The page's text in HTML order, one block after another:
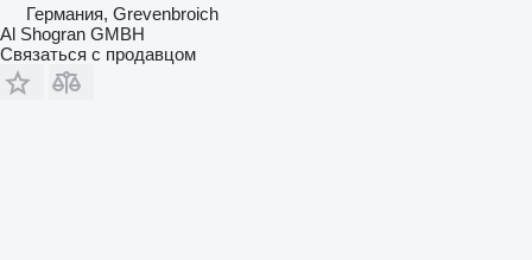
Германия, Grevenbroich
Al Shogran GMBH
Связаться с продавцом